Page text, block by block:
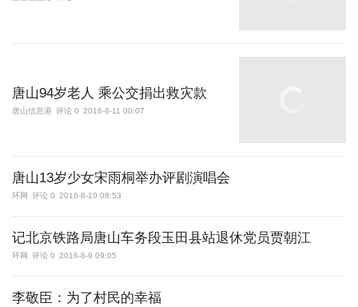
唐山94岁老人 乘公交捐出救灾款
唐山信息港 评论 0 2016-8-11 00:07
唐山13岁少女宋雨桐举办评剧演唱会
环网 评论 0 2016-8-10 08:53
记北京铁路局唐山车务段玉田县站退休党员贾朝江
环网 评论 0 2016-8-9 09:05
李敬臣：为了村民的幸福